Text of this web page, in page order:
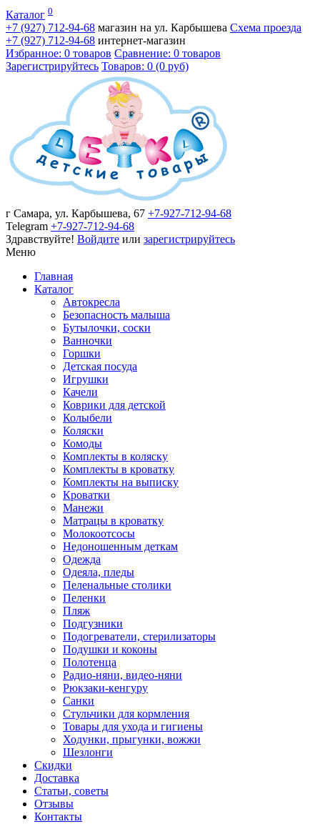
Каталог 0
+7 (927) 712-94-68 магазин на ул. Карбышева Схема проезда
+7 (927) 712-94-68 интернет-магазин
Избранное: 0 товаров Сравнение: 0 товаров
Зарегистрируйтесь Товаров: 0 (0 руб)
г Самара, ул. Карбышева, 67 +7-927-712-94-68
Telegram +7-927-712-94-68
Здравствуйте! Войдите или зарегистрируйтесь
Меню
Главная
Каталог
Автокресла
Безопасность малыша
Бутылочки, соски
Ванночки
Горшки
Детская посуда
Игрушки
Качели
Коврики для детской
Колыбели
Коляски
Комоды
Комплекты в коляску
Комплекты в кроватку
Комплекты на выписку
Кроватки
Манежи
Матрацы в кроватку
Молокоотсосы
Недоношенным деткам
Одежда
Одеяла, пледы
Пеленальные столики
Пеленки
Пляж
Подгузники
Подогреватели, стерилизаторы
Подушки и коконы
Полотенца
Радио-няни, видео-няни
Рюкзаки-кенгуру
Санки
Стульчики для кормления
Товары для ухода и гигиены
Ходунки, прыгунки, вожжи
Шезлонги
Скидки
Доставка
Статьи, советы
Отзывы
Контакты